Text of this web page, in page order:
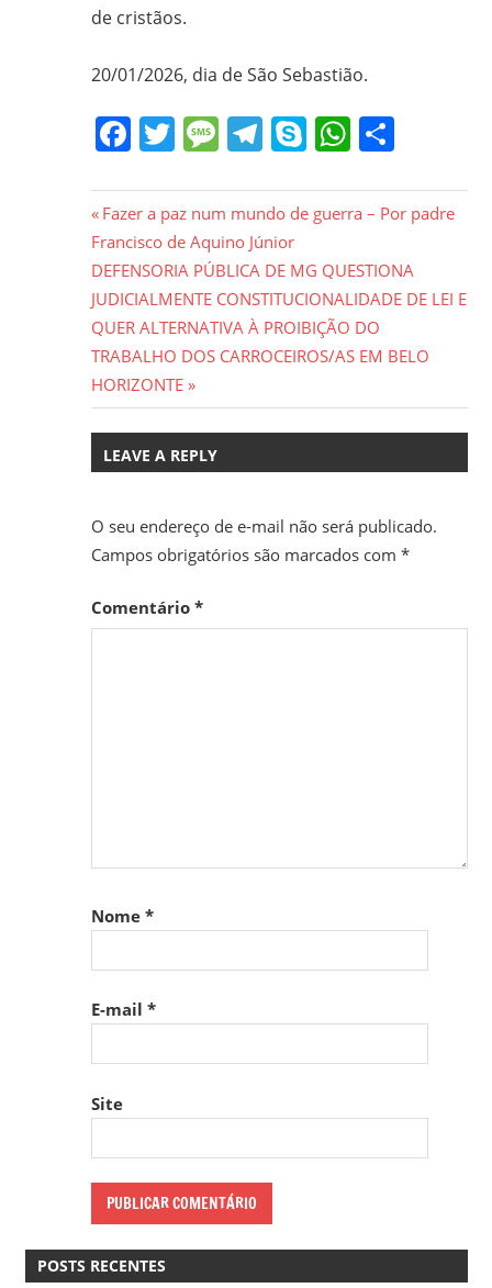
de cristãos.
20/01/2026, dia de São Sebastião.
Facebook
Twitter
Message
Telegram
SkypeShare
Navegação
de
Post
Previous
Post:
Fazer a paz num mundo de guerra – Por padre
Francisco de Aquino Júnior
Next
Post:
DEFENSORIA PÚBLICA DE MG QUESTIONA
JUDICIALMENTE CONSTITUCIONALIDADE DE LEI E
QUER ALTERNATIVA À PROIBIÇÃO DO
TRABALHO DOS CARROCEIROS/AS EM BELO
HORIZONTE
LEAVE A REPLY
O seu endereço de e-mail não será publicado.
Campos obrigatórios são marcados com *
Comentário *
Nome *
E-mail *
Site
POSTS RECENTES